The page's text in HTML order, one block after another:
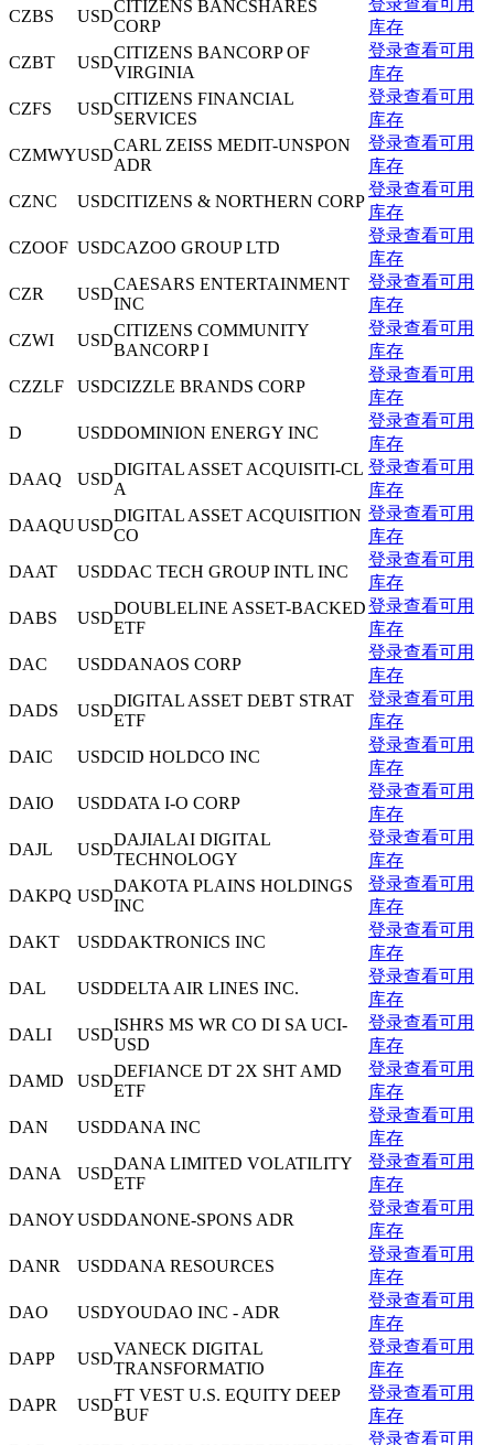
CZBS USD
CITIZENS BANCSHARES
CORP
登录查看可用
库存
CZBT
USD
CITIZENS BANCORP OF
VIRGINIA
登录查看可用
库存
CZFS
USD
CITIZENS FINANCIAL
SERVICES
登录查看可用
库存
CZMWYUSD
CARL ZEISS MEDIT-UNSPON
ADR
登录查看可用
库存
CZNC
USDCITIZENS & NORTHERN CORP
登录查看可用
库存
CZOOF USDCAZOO GROUP LTD
登录查看可用
库存
CZR
USD
CAESARS ENTERTAINMENT
INC
登录查看可用
库存
CZWI
USD
CITIZENS COMMUNITY
BANCORP I
登录查看可用
库存
CZZLF
USDCIZZLE BRANDS CORP
登录查看可用
库存
D
USDDOMINION ENERGY INC
登录查看可用
库存
DAAQ
USD
DIGITAL ASSET ACQUISITI-CL
A
登录查看可用
库存
DAAQUUSD
DIGITAL ASSET ACQUISITION
CO
登录查看可用
库存
DAAT
USDDAC TECH GROUP INTL INC
登录查看可用
库存
DABS
USD
DOUBLELINE ASSET-BACKED
ETF
登录查看可用
库存
DAC
USDDANAOS CORP
登录查看可用
库存
DADS
USD
DIGITAL ASSET DEBT STRAT
ETF
登录查看可用
库存
DAIC
USDCID HOLDCO INC
登录查看可用
库存
DAIO
USDDATA I-O CORP
登录查看可用
库存
DAJL
USD
DAJIALAI DIGITAL
TECHNOLOGY
登录查看可用
库存
DAKPQ USD
DAKOTA PLAINS HOLDINGS
INC
登录查看可用
库存
DAKT
USDDAKTRONICS INC
登录查看可用
库存
DAL
USDDELTA AIR LINES INC.
登录查看可用
库存
DALI
USD
ISHRS MS WR CO DI SA UCI-
USD
登录查看可用
库存
DAMD
USD
DEFIANCE DT 2X SHT AMD
ETF
登录查看可用
库存
DAN
USDDANA INC
登录查看可用
库存
DANA
USD
DANA LIMITED VOLATILITY
ETF
登录查看可用
库存
DANOYUSDDANONE-SPONS ADR
登录查看可用
库存
DANR
USDDANA RESOURCES
登录查看可用
库存
DAO
USDYOUDAO INC - ADR
登录查看可用
库存
DAPP
USD
VANECK DIGITAL
TRANSFORMATIO
登录查看可用
库存
DAPR
USD
FT VEST U.S. EQUITY DEEP
BUF
登录查看可用
库存
登录查看可用